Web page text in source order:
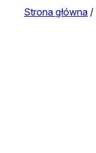
Strona główna /